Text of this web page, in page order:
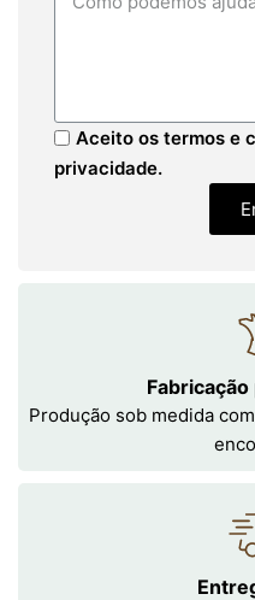
Aceito os termos e
privacidade.
Produção sob medida